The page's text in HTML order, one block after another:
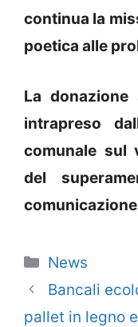
continua la
poetica alle
La
intrapreso
comunale sul
del
Categorie
News
Bancali
pallet in legno